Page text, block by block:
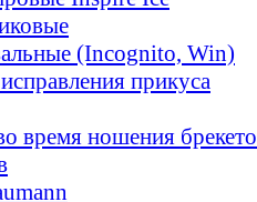
(Incognito, Win)
прикуса
время ношения